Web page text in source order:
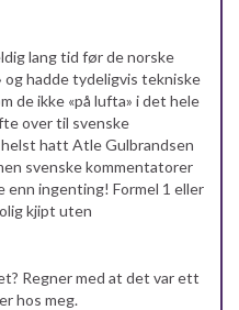
lang tid før de norske
og hadde tydeligvis tekniske
de ikke «på lufta» i det hele
over til svenske
hatt Atle Gulbrandsen
svenske kommentatorer
enn ingenting! Formel 1 eller
kjipt uten
Regner med at det var ett
hos meg.